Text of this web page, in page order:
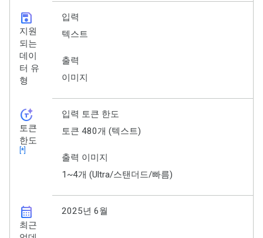
save
지원
되는
데이
터 유
형
입력
텍스트
출력
이미지
token_auto
토큰
한도
[*]
입력 토큰 한도
토큰 480개 (텍스트)
출력 이미지
1~4개 (Ultra/스탠더드/빠름)
calendar_month
최근
2025년 6월